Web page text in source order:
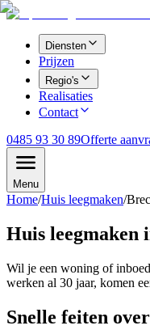
Diensten
Prijzen
Regio's
Realisaties
Contact
0485 93 30 89Offerte
Menu
Home/Huis leegmaken/
Huis leegmaken
Wil je een woning of
werken al 30 jaar, komen
Snelle feiten over